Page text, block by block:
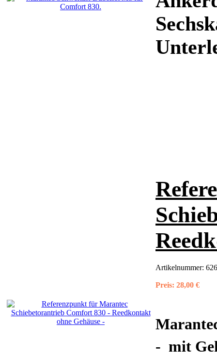
Artikelnummer:
Preis: 28,00 €
- mit